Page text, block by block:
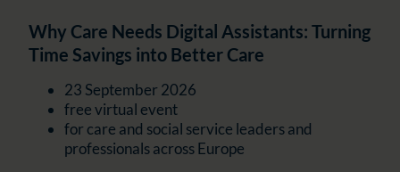
Why Care Needs Digital Assistants: Turning
Time Savings into Better Care
23 September 2026
free virtual event
for care and social service leaders and
professionals across Europe